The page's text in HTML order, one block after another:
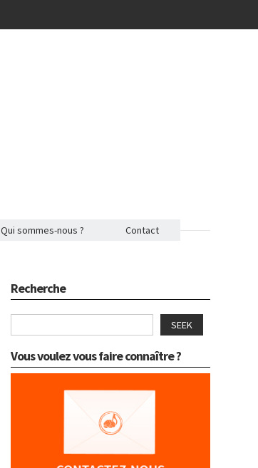
Qui sommes-nous ? Contact
Recherche
SEEK
Vous voulez vous faire connaître ?